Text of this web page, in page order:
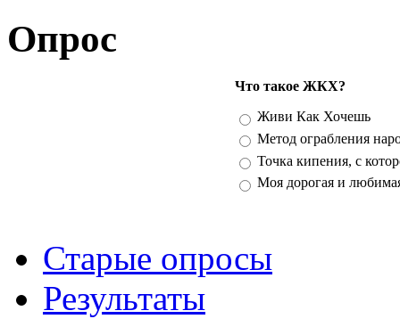
Опрос
Что такое ЖКХ?
Варианты
Живи Как Хочешь
Метод ограбления
Точка кипения, с
Моя дорогая и
Старые опросы
Результаты